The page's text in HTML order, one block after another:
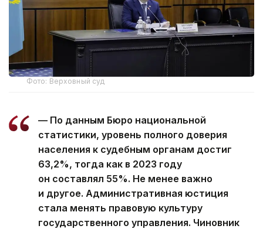
Фото: Верховный суд
— По данным Бюро национальной
статистики, уровень полного доверия
населения к судебным органам достиг
63,2%, тогда как в 2023 году
он составлял 55%. Не менее важно
и другое. Административная юстиция
стала менять правовую культуру
государственного управления. Чиновник